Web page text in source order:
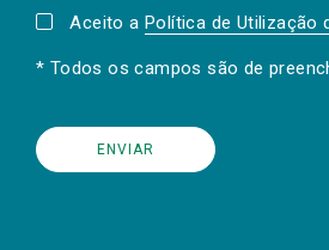
Aceito a Política de Utilização
* Todos os campos são de